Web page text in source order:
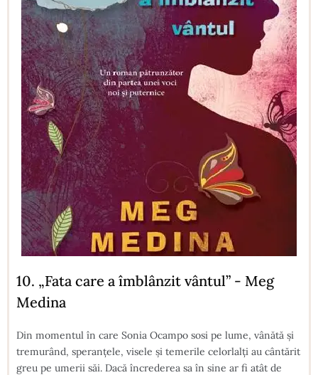
10. „Fata care a îmblânzit vântul” - Meg
Medina
Din momentul în care Sonia Ocampo sosi pe lume, vânătă şi
tremurând, speranţele, visele şi temerile celorlalţi au cântărit
greu pe umerii săi. Dacă încrederea sa în sine ar fi atât de